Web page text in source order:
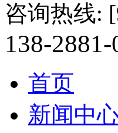
咨询热线:
138-2881-
首页
新闻中